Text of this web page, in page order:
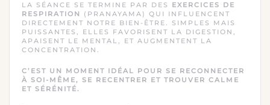
LA SÉANCE SE TERMINE PAR DES EXERCICES DE
RESPIRATION
(PRANAYAMA) QUI INFLUENCENT
DIRECTEMENT NOTRE BIEN-ÊTRE. SIMPLES MAIS
PUISSANTES, ELLES FAVORISENT LA DIGESTION,
APAISENT LE MENTAL, ET AUGMENTENT LA
CONCENTRATION.
C’EST UN MOMENT IDÉAL POUR SE RECONNECTER
À SOI-MÊME, SE RECENTRER ET TROUVER CALME
ET SÉRÉNITÉ.